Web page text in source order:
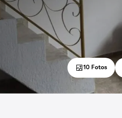
10 Fotos